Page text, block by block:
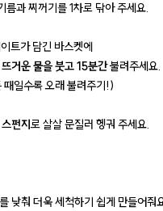
과 찌꺼기를 1차로 닦아 주세요.
트가 담긴 바스켓에
거운 물을 붓고 15분간불려주세요.
일수록 오래 불려주기!)
펀지로 살살 문질러 헹궈 주세요.
낮춰 더욱 세척하기 쉽게 만들어줘